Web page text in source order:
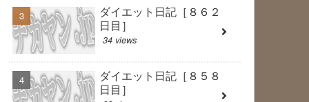
ダイエット日記［８６２
日目］
34 views
ダイエット日記［８５８
日目］